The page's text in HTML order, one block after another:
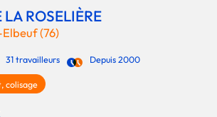
LA ROSELIÈRE
(76)
31 travailleurs Depuis 2000
colisage